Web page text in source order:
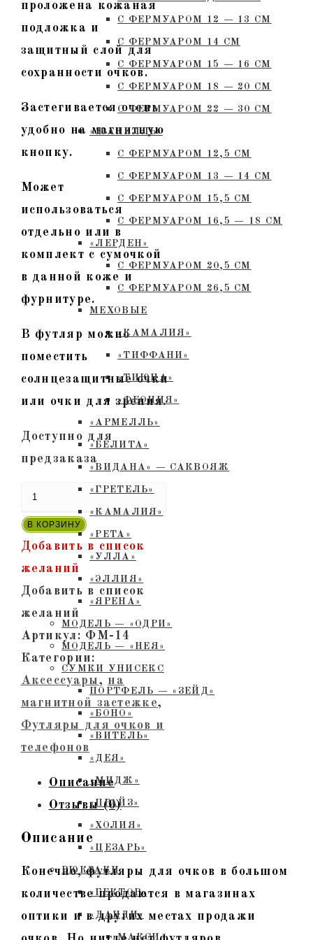
С ФЕРМУАРОМ 12 — 13 СМ
С ФЕРМУАРОМ 14 СМ
С ФЕРМУАРОМ 15 — 16 СМ
C ФЕРМУАРОМ 18 — 20 СМ
С ФЕРМУАРОМ 22 — 30 СМ
«ЖАНЕЛЛЬ»
С ФЕРМУАРОМ 12,5 СМ
С ФЕРМУАРОМ 13 — 14 СМ
С ФЕРМУАРОМ 15,5 СМ
С ФЕРМУАРОМ 16,5 — 18 СМ
«ЛЕРДЕН»
С ФЕРМУАРОМ 20,5 СМ
С ФЕРМУАРОМ 26,5 СМ
МЕХОВЫЕ
«КАМАЛИЯ»
«ТИФФАНИ»
«ТИЮНА»
«ФЕОНИЯ»
«АРМЕЛЛЬ»
«БЕЛИТА»
«ВИДАНА» — САКВОЯЖ
«ГРЕТЕЛЬ»
«КАМАЛИЯ»
«РЕТА»
«УЛЛА»
«ЭЛЛИЯ»
«ЯРЕНА»
МОДЕЛЬ — «ОДРИ»
МОДЕЛЬ — «НЕЯ»
СУМКИ УНИСЕКС
ПОРТФЕЛЬ — «ЗЕЙД»
«БОНО»
«ВИТЕЛЬ»
«ДЕЯ»
«МИДЖ»
«ПРАЙЗ»
«ХОЛИЯ»
«ЦЕЗАРЬ»
РЮКЗАКИ
«ГЕКТОР»
«ДАНДИ»
МАКСИ
проложена кожаная
подложка и
защитный слой для
сохранности очков.
Застегивается очень
удобно на магнитную
кнопку.
Может
использоваться
отдельно или в
комплект с сумочкой
в данной коже и
фурнитуре.
В футляр можно
поместить
солнцезащитные очки
или очки для зрения.
Доступно для
предзаказа
Количество
товара
ФМ-14
очков
кожи
магнитной
застежке.
гладкий
тиснением
В КОРЗИНУ
Добавить в список
желаний
Добавить в список
желаний
Артикул: ФМ-14
Категории:
Аксессуары, на
магнитной застежке,
Футляры для очков и
телефонов
Описание
Отзывы (0)
Описание
Конечно, футляры для очков в большом
количестве продаются в магазинах
оптики и в других местах продажи